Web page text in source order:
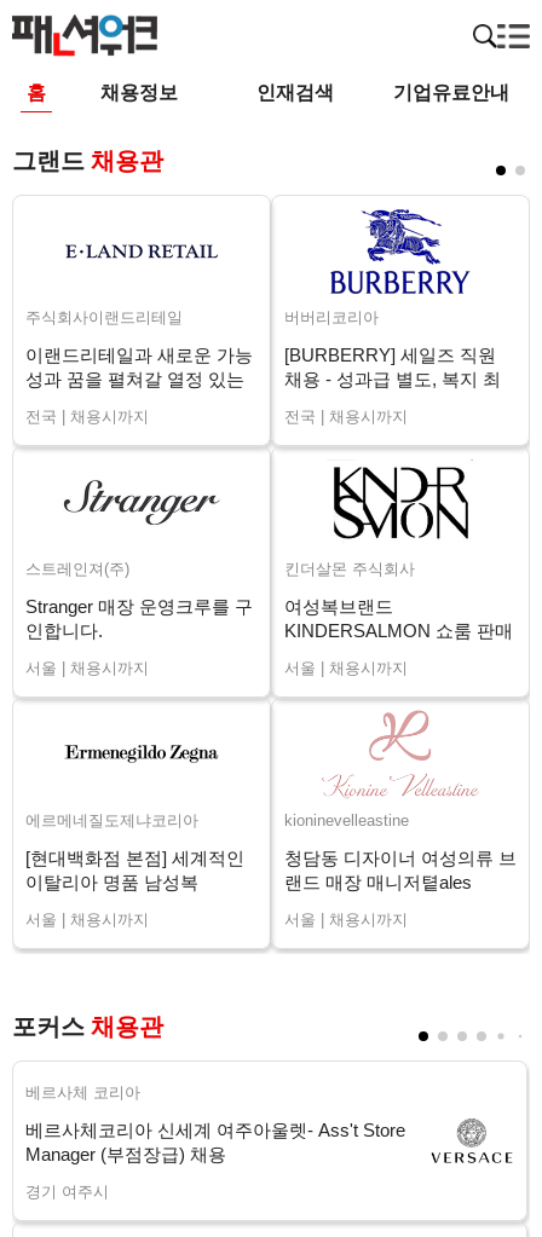
홈 채용정보 인재검색 기업유료안내
그랜드 채용관
주식회사이랜드리테일
이랜드리테일과 새로운 가능
성과 꿈을 펼쳐갈 열정 있는
전국 | 채용시까지
버버리코리아
[BURBERRY] 세일즈 직원
채용 - 성과급 별도, 복지 최
전국 | 채용시까지
스트레인져(주)
Stranger 매장 운영크루를 구
인합니다.
서울 | 채용시까지
킨더살몬 주식회사
여성복브랜드
KINDERSALMON 쇼룸 판매
서울 | 채용시까지
에르메네질도제냐코리아
[현대백화점 본점] 세계적인
이탈리아 명품 남성복
서울 | 채용시까지
kioninevelleastine
청담동 디자이너 여성의류 브
랜드 매장 매니저톁ales
서울 | 채용시까지
포커스 채용관
베르사체 코리아
베르사체코리아 신세계 여주아울렛- Ass't Store
Manager (부점장급) 채용
경기 여주시